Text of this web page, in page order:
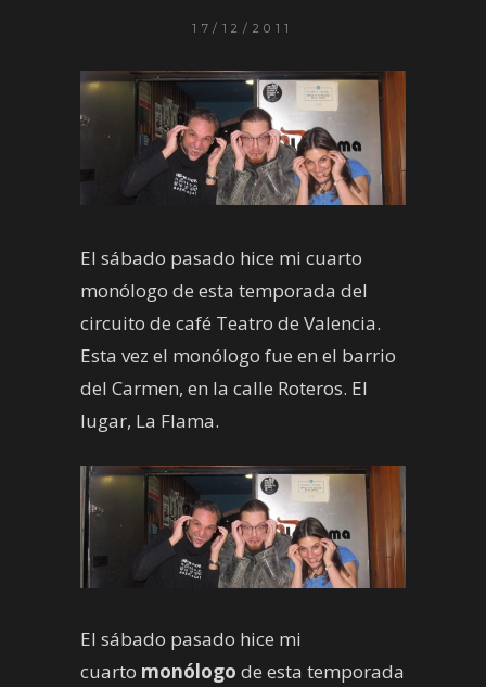
17/12/2011
El sábado pasado hice mi cuarto
monólogo de esta temporada del
circuito de café Teatro de Valencia.
Esta vez el monólogo fue en el barrio
del Carmen, en la calle Roteros. El
lugar, La Flama.
El sábado pasado hice mi
cuarto monólogo de esta temporada